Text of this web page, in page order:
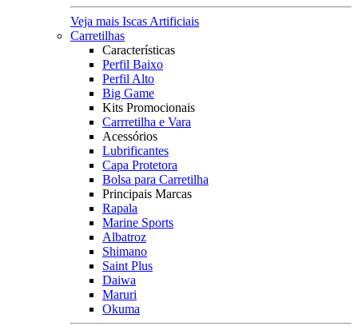
Veja mais Iscas Artificiais
Carretilhas
Características
Perfil Baixo
Perfil Alto
Big Game
Kits Promocionais
Carrretilha e Vara
Acessórios
Lubrificantes
Capa Protetora
Bolsa para Carretilha
Principais Marcas
Rapala
Marine Sports
Albatroz
Shimano
Saint Plus
Daiwa
Maruri
Okuma